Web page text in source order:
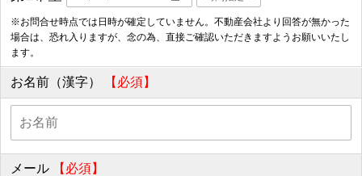
※お問合せ時点では日時が確定していません。不動産会社より回答が無かった
場合は、恐れ入りますが、念の為、直接ご確認いただきますようお願いいたし
ます。
お名前（漢字） 【必須】
メール 【必須】